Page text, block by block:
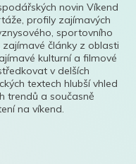
novin Víkend
profily zajímavých
sportovního
články z oblasti
kulturní a filmové
v delších
textech hlubší vhled
trendů a současně
na víkend.